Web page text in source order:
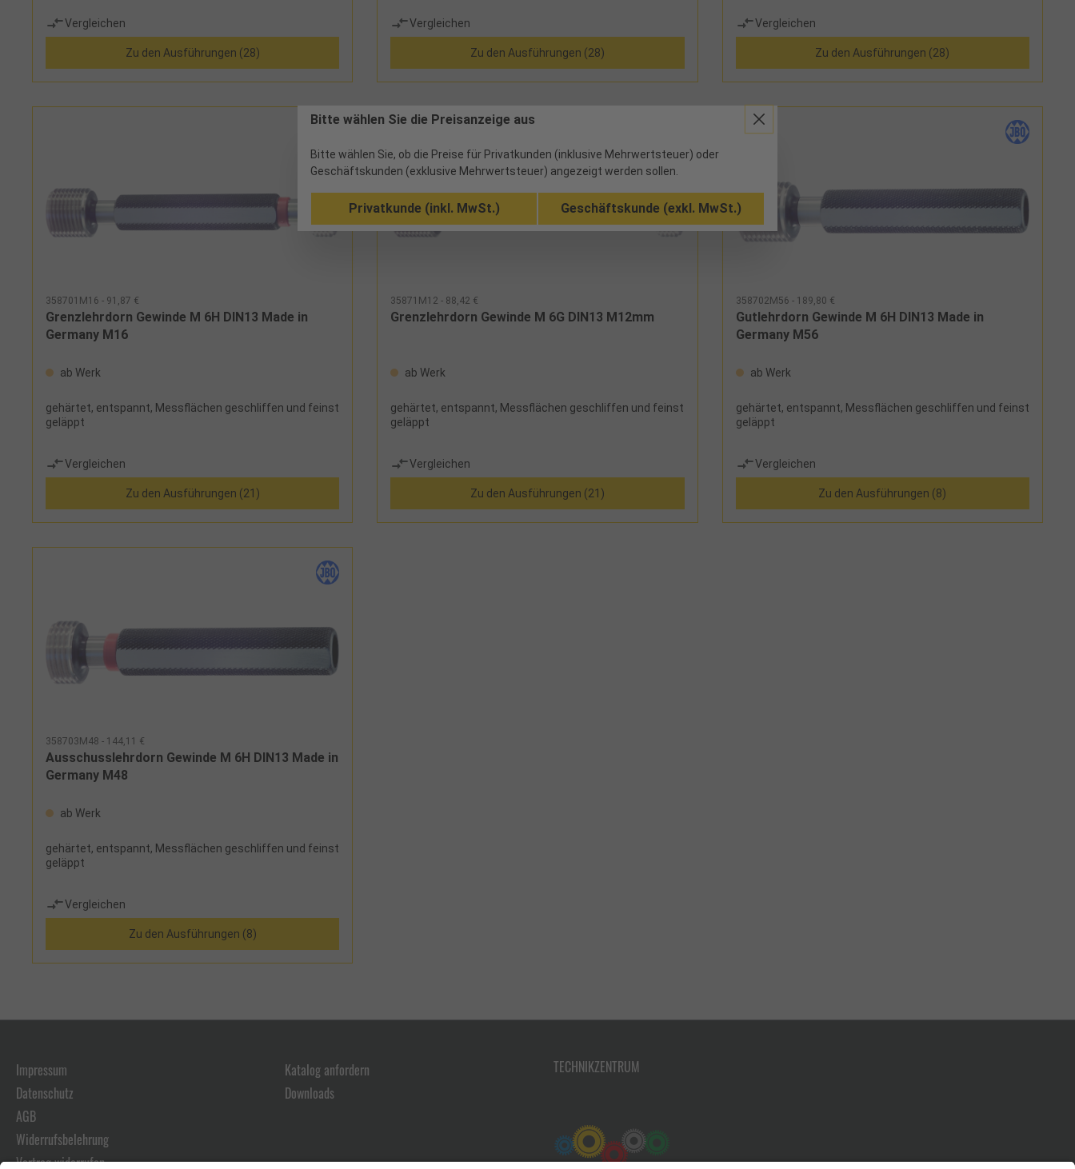
Vergleichen
Zu den Ausführungen (28)
Vergleichen
Zu den Ausführungen (28)
Vergleichen
Zu den Ausführungen (28)
358701M16 - 91,87 €
Grenzlehrdorn Gewinde M 6H DIN13 Made in
Germany M16
ab Werk
gehärtet, entspannt, Messflächen geschliffen und feinst
geläppt
Vergleichen
Zu den Ausführungen (21)
35871M12 - 88,42 €
Grenzlehrdorn Gewinde M 6G DIN13 M12mm
ab Werk
gehärtet, entspannt, Messflächen geschliffen und feinst
geläppt
Vergleichen
Zu den Ausführungen (21)
358702M56 - 189,80 €
Gutlehrdorn Gewinde M 6H DIN13 Made in
Germany M56
ab Werk
gehärtet, entspannt, Messflächen geschliffen und feinst
geläppt
Vergleichen
Zu den Ausführungen (8)
358703M48 - 144,11 €
Ausschusslehrdorn Gewinde M 6H DIN13 Made in
Germany M48
ab Werk
gehärtet, entspannt, Messflächen geschliffen und feinst
geläppt
Vergleichen
Zu den Ausführungen (8)
Impressum
Datenschutz
AGB
Widerrufsbelehrung
Vertrag widerrufen
Katalog anfordern
Downloads
TECHNIKZENTRUM
Bitte wählen Sie die Preisanzeige aus
Bitte wählen Sie, ob die Preise für Privatkunden (inklusive Mehrwertsteuer) oder
Geschäftskunden (exklusive Mehrwertsteuer) angezeigt werden sollen.
Privatkunde (inkl. MwSt.) Geschäftskunde (exkl. MwSt.)